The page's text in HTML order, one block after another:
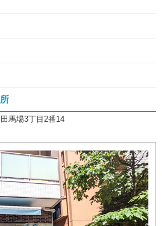
馬場3丁目2番14